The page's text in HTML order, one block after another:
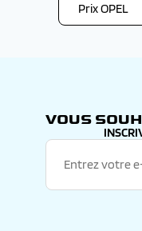
Prix OPEL
VOUS